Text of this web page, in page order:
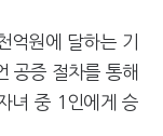
억원에 달하는 기
공증 절차를 통해
녀 중 1인에게 승